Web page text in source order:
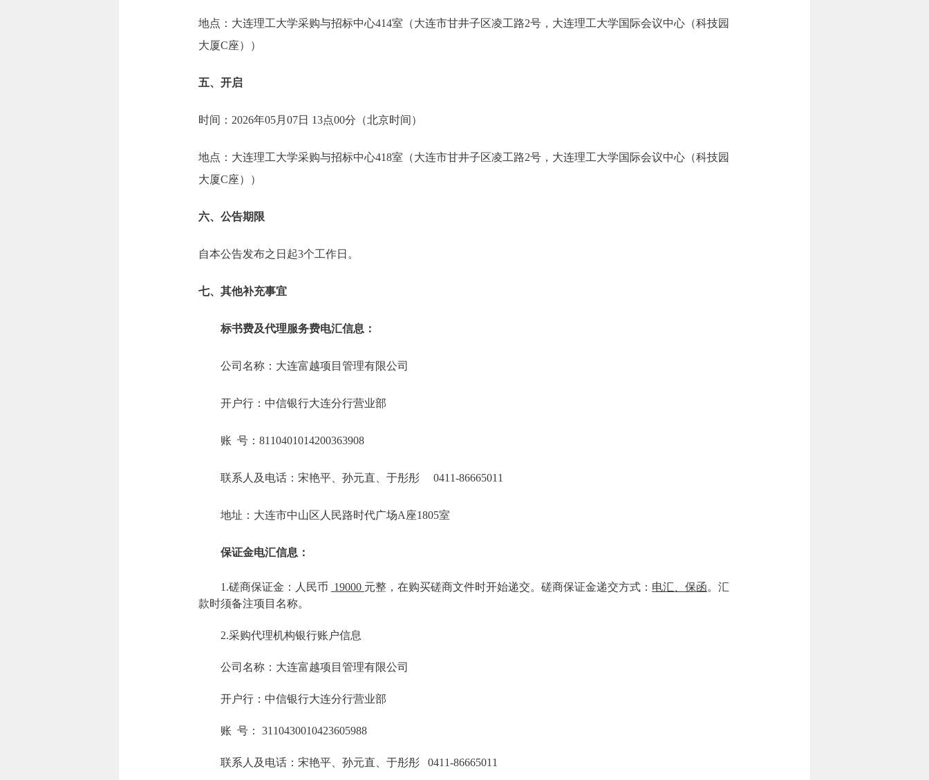
地点：大连理工大学采购与招标中心414室（大连市甘井子区凌工路2号，大连理工大学国际会议中心（科技园
大厦C座））
五、开启
时间：2026年05月07日 13点00分（北京时间）
地点：大连理工大学采购与招标中心418室（大连市甘井子区凌工路2号，大连理工大学国际会议中心（科技园
大厦C座））
六、公告期限
自本公告发布之日起3个工作日。
七、其他补充事宜
标书费及代理服务费电汇信息：
公司名称：大连富越项目管理有限公司
开户行：中信银行大连分行营业部
账 号：8110401014200363908
联系人及电话：宋艳平、孙元直、于彤彤 0411-86665011
地址：大连市中山区人民路时代广场A座1805室
保证金电汇信息：
1.磋商保证金：人民币 19000 元整，在购买磋商文件时开始递交。磋商保证金递交方式： 电汇、保函。汇
款时须备注项目名称。
2.采购代理机构银行账户信息
公司名称：大连富越项目管理有限公司
开户行：中信银行大连分行营业部
账 号： 3110430010423605988
联系人及电话：宋艳平、孙元直、于彤彤 0411-86665011